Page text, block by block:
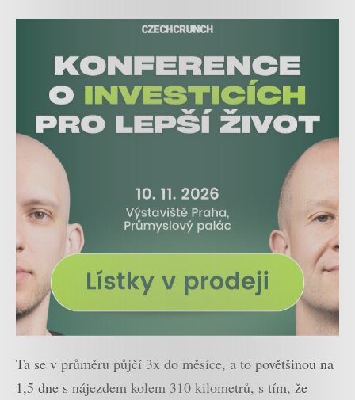
Ta se v průměru půjčí 3x do měsíce, a to povětšinou na
1,5 dne s nájezdem kolem 310 kilometrů, s tím, že